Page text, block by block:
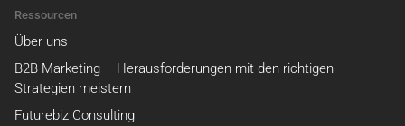
Ressourcen
Über uns
B2B Marketing – Herausforderungen mit den richtigen
Strategien meistern
Futurebiz Consulting